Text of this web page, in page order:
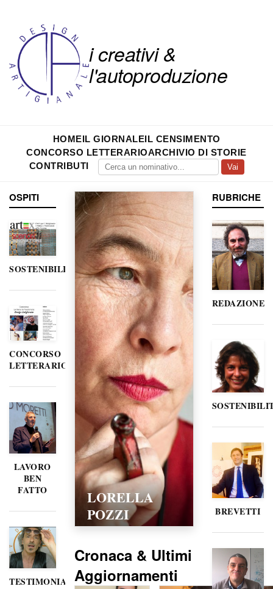
i creativi &
l'autoproduzione
HOMEIL GIORNALEIL CENSIMENTO
CONCORSO LETTERARIOARCHIVIO DI STORIE
CONTRIBUTI
Vai
OSPITI
SOSTENIBILITÀ
CONCORSO
LETTERARIO
LAVORO
BEN
FATTO
TESTIMONIANZE
LORELLA
POZZI
Cronaca & Ultimi
Aggiornamenti
RUBRICHE
REDAZIONE
BREVETTI